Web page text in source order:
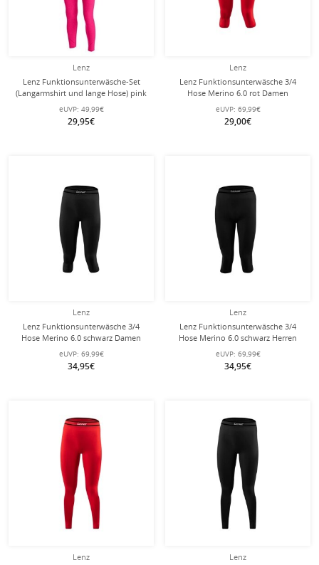
Lenz
Lenz Funktionsunterwäsche-Set
(Langarmshirt und lange Hose) pink
Kinder
eUVP: 49,99€
29,95€
Lenz
Lenz Funktionsunterwäsche 3/4
Hose Merino 6.0 rot Damen
eUVP: 69,99€
29,00€
Lenz
Lenz Funktionsunterwäsche 3/4
Hose Merino 6.0 schwarz Damen
eUVP: 69,99€
34,95€
Lenz
Lenz Funktionsunterwäsche 3/4
Hose Merino 6.0 schwarz Herren
eUVP: 69,99€
34,95€
Lenz
Lenz